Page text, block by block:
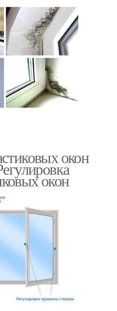
окон
окон